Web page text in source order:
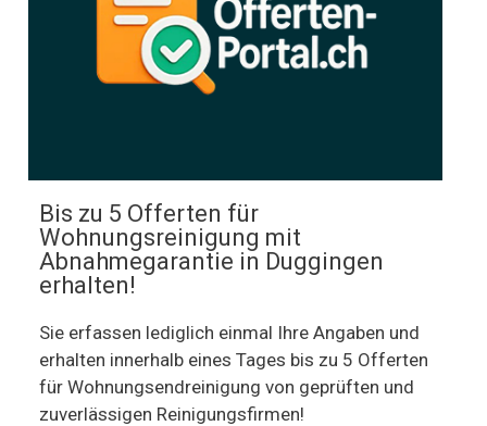
Bis zu 5 Offerten für
Wohnungsreinigung mit
Abnahmegarantie in Duggingen
erhalten!
Sie erfassen lediglich einmal Ihre Angaben und
erhalten innerhalb eines Tages bis zu 5 Offerten
für Wohnungsendreinigung von geprüften und
zuverlässigen Reinigungsfirmen!